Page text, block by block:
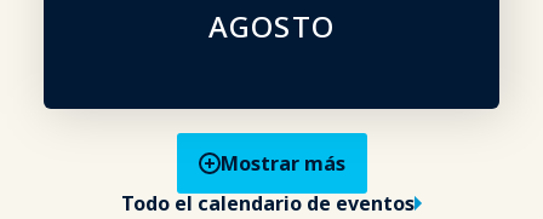
AGOSTO
Mostrar más
Todo el calendario de eventos